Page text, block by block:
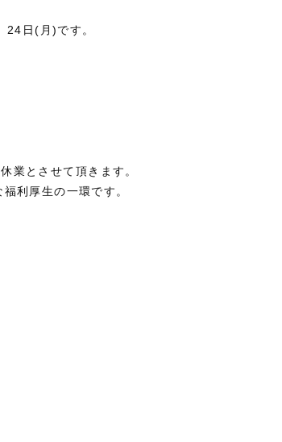
日(月)です。
業とさせて頂きます。
利厚生の一環です。